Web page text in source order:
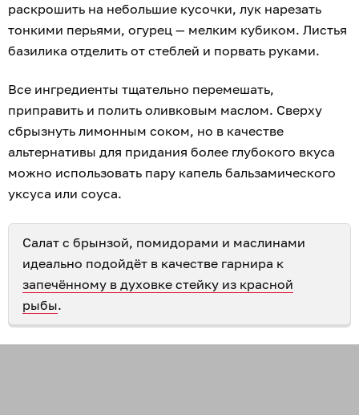
раскрошить на небольшие кусочки, лук нарезать
тонкими перьями, огурец — мелким кубиком. Листья
базилика отделить от стеблей и порвать руками.
Все ингредиенты тщательно перемешать,
приправить и полить оливковым маслом. Сверху
сбрызнуть лимонным соком, но в качестве
альтернативы для придания более глубокого вкуса
можно использовать пару капель бальзамического
уксуса или соуса.
Салат с брынзой, помидорами и маслинами
идеально подойдёт в качестве гарнира к
запечённому в духовке стейку из красной
рыбы.